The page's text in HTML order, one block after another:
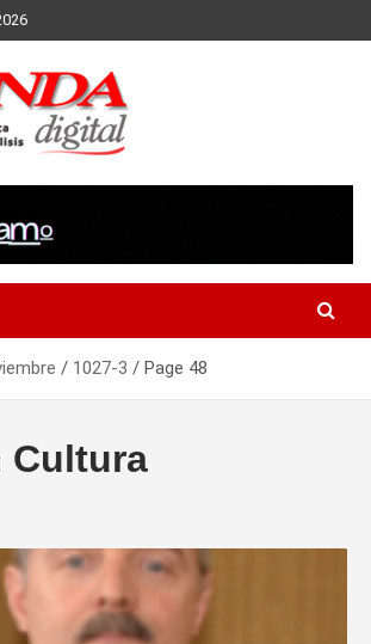
1027-3 Page 48